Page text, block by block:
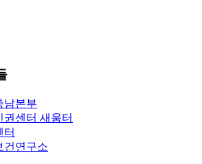
남본부
센터 새움터
터
건연구소